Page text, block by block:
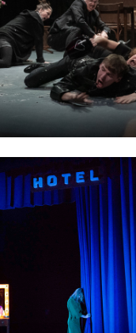
FLESH
DE